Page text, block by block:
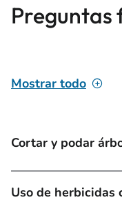
Preguntas
Mostrar todo
Cortar y podar
Uso de herbicidas